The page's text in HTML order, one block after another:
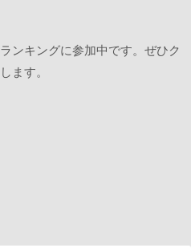
ンキングに参加中です。ぜひク
ます。